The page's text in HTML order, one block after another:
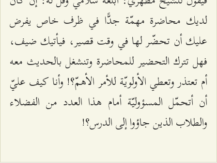
لديك محاضرة مهمّة جدًّا في ظرف خاص يفرض
عليك أن تحضّر لها في وقت قصير، فيأتيك ضيف،
فهل تترك التحضير للمحاضرة وتنشغل بالحديث معه
أم تعتذر وتعطي الأولويّة للأمر الأهمّ؟! وأنا كيف عليّ
أن أتحمّل المسؤوليّة أمام هذا العدد من الفضلاء
والطلاب الذين جاؤوا إلى الدرس؟!